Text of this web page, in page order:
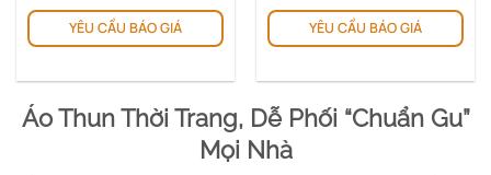
YÊU CẦU BÁO GIÁ YÊU CẦU BÁO GIÁ
Áo Thun Thời Trang, Dễ Phối “Chuẩn Gu”
Mọi Nhà